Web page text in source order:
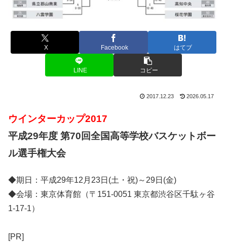
X Facebook はてブ
LINE コピー
2017.12.23 2026.05.17
ウインターカップ2017
平成29年度 第70回全国高等学校バスケットボー
ル選手権大会
◆期日：平成29年12月23日(土・祝)～29日(金)
◆会場：東京体育館（〒151-0051 東京都渋谷区千駄ヶ谷
1-17-1）
[PR]